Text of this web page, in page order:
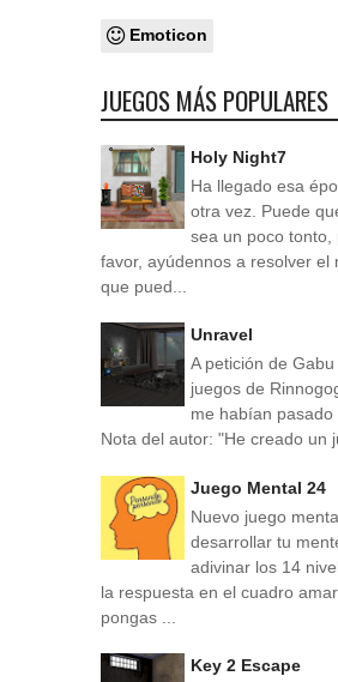
Emoticon
JUEGOS MÁS POPULARES
Holy Night7
Ha llegado esa
otra vez. Puede
sea un poco tonto,
favor, ayúdennos a resolver el
que pued...
Unravel
A petición de
juegos de
me habían pasado
Nota del autor: "He creado un
Juego Mental 24
Nuevo juego
desarrollar tu
adivinar los 14
la respuesta en el cuadro
pongas ...
Key 2 Escape